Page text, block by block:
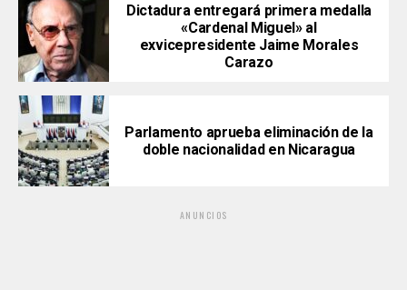
Dictadura entregará primera medalla
«Cardenal Miguel» al
exvicepresidente Jaime Morales
Carazo
Parlamento aprueba eliminación de la
doble nacionalidad en Nicaragua
ANUNCIOS